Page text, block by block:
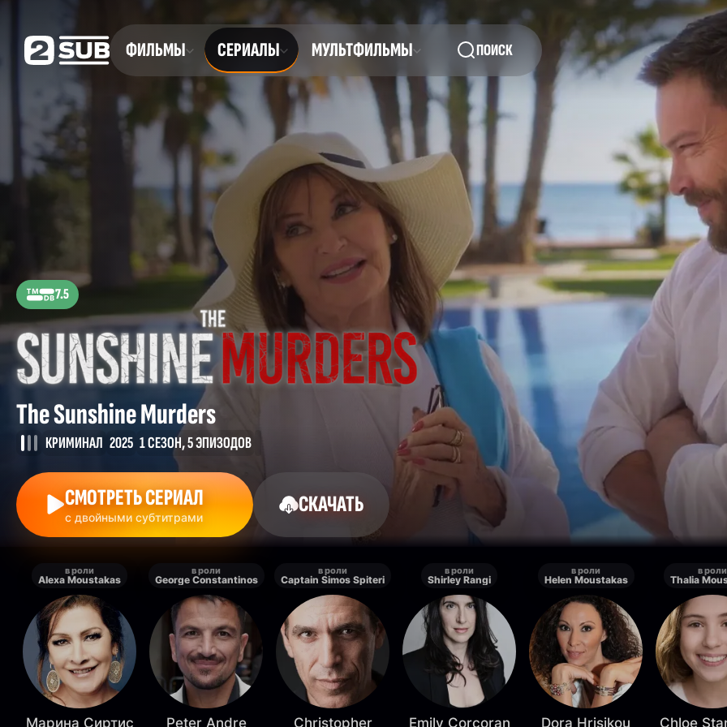
ФИЛЬМЫ СЕРИАЛЫ МУЛЬТФИЛЬМЫ ПОИСК
7.5
The Sunshine Murders
КРИМИНАЛ 2025 1 СЕЗОН, 5 ЭПИЗОДОВ
СМОТРЕТЬ СЕРИАЛ
с двойными субтитрами СКАЧАТЬ
в роли
Alexa Moustakas
Марина Сиртис
в роли
George Constantinos
Peter Andre
в роли
Captain Simos Spiteri
Christopher
в роли
Shirley Rangi
Emily Corcoran
в роли
Helen Moustakas
Dora Hrisikou
в роли
Thalia
Chloe